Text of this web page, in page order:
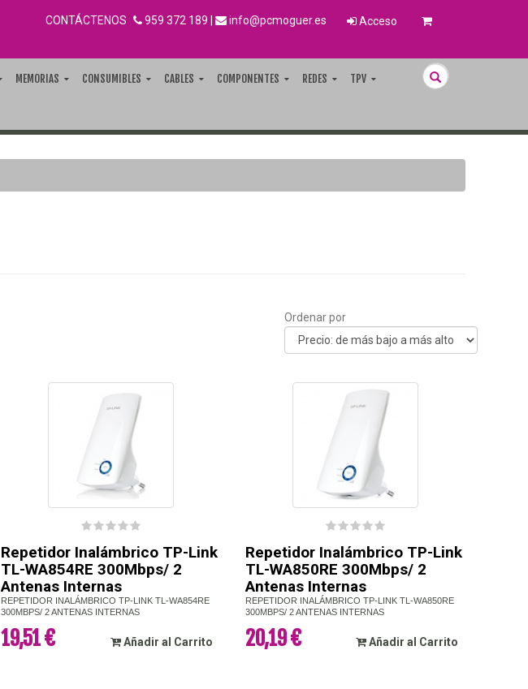
CONTÁCTENOS 959 372 189 info@pcmoguer.es Acceso
MEMORIAS CONSUMIBLES CABLES COMPONENTES REDES TPV
Ordenar por
Repetidor Inalámbrico TP-Link
TL-WA854RE 300Mbps/ 2
Antenas Internas
REPETIDOR INALÁMBRICO TP-LINK TL-WA854RE
300MBPS/ 2 ANTENAS INTERNAS
19,51 € Añadir al Carrito
Repetidor Inalámbrico TP-Link
TL-WA850RE 300Mbps/ 2
Antenas Internas
REPETIDOR INALÁMBRICO TP-LINK TL-WA850RE
300MBPS/ 2 ANTENAS INTERNAS
20,19 € Añadir al Carrito